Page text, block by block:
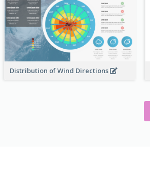
Distribution of Wind Directions